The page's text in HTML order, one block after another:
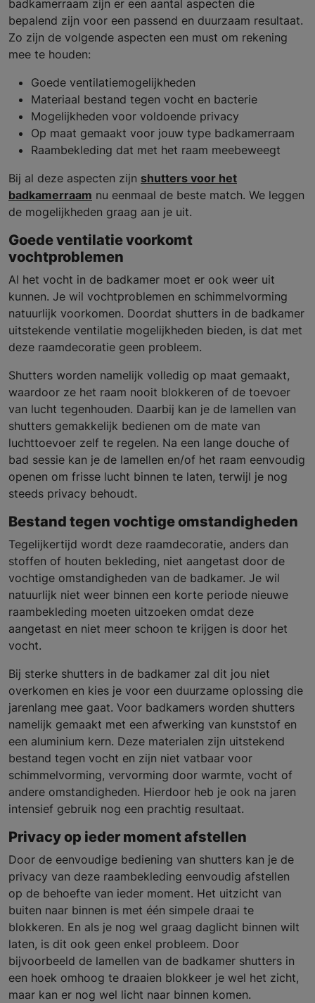
badkamerraam zijn er een aantal aspecten die
bepalend zijn voor een passend en duurzaam resultaat.
Zo zijn de volgende aspecten een must om rekening
mee te houden:
Goede ventilatiemogelijkheden
Materiaal bestand tegen vocht en bacterie
Mogelijkheden voor voldoende privacy
Op maat gemaakt voor jouw type badkamerraam
Raambekleding dat met het raam meebeweegt
Bij al deze aspecten zijn shutters voor het
badkamerraam nu eenmaal de beste match. We leggen
de mogelijkheden graag aan je uit.
Goede ventilatie voorkomt
vochtproblemen
Al het vocht in de badkamer moet er ook weer uit
kunnen. Je wil vochtproblemen en schimmelvorming
natuurlijk voorkomen. Doordat shutters in de badkamer
uitstekende ventilatie mogelijkheden bieden, is dat met
deze raamdecoratie geen probleem.
Shutters worden namelijk volledig op maat gemaakt,
waardoor ze het raam nooit blokkeren of de toevoer
van lucht tegenhouden. Daarbij kan je de lamellen van
shutters gemakkelijk bedienen om de mate van
luchttoevoer zelf te regelen. Na een lange douche of
bad sessie kan je de lamellen en/of het raam eenvoudig
openen om frisse lucht binnen te laten, terwijl je nog
steeds privacy behoudt.
Bestand tegen vochtige omstandigheden
Tegelijkertijd wordt deze raamdecoratie, anders dan
stoffen of houten bekleding, niet aangetast door de
vochtige omstandigheden van de badkamer. Je wil
natuurlijk niet weer binnen een korte periode nieuwe
raambekleding moeten uitzoeken omdat deze
aangetast en niet meer schoon te krijgen is door het
vocht.
Bij sterke shutters in de badkamer zal dit jou niet
overkomen en kies je voor een duurzame oplossing die
jarenlang mee gaat. Voor badkamers worden shutters
namelijk gemaakt met een afwerking van kunststof en
een aluminium kern. Deze materialen zijn uitstekend
bestand tegen vocht en zijn niet vatbaar voor
schimmelvorming, vervorming door warmte, vocht of
andere omstandigheden. Hierdoor heb je ook na jaren
intensief gebruik nog een prachtig resultaat.
Privacy op ieder moment afstellen
Door de eenvoudige bediening van shutters kan je de
privacy van deze raambekleding eenvoudig afstellen
op de behoefte van ieder moment. Het uitzicht van
buiten naar binnen is met één simpele draai te
blokkeren. En als je nog wel graag daglicht binnen wilt
laten, is dit ook geen enkel probleem. Door
bijvoorbeeld de lamellen van de badkamer shutters in
een hoek omhoog te draaien blokkeer je wel het zicht,
maar kan er nog wel licht naar binnen komen.